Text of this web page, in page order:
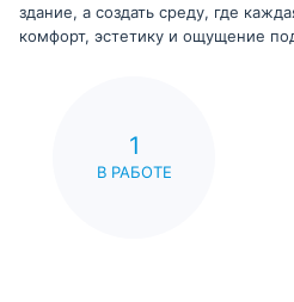
здание, а создать среду, где
комфорт, эстетику и ощущение
1
В РАБОТЕ